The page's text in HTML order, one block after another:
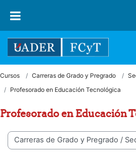
Cursos Carreras de Grado y Pregrado
Profesorado en Educación Tecnológica
Profesorado en Educación
Categorías